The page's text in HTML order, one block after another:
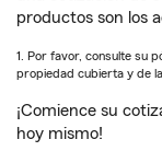
productos son los
1. Por favor, consulte su
propiedad cubierta y de
¡Comience su
hoy mismo!